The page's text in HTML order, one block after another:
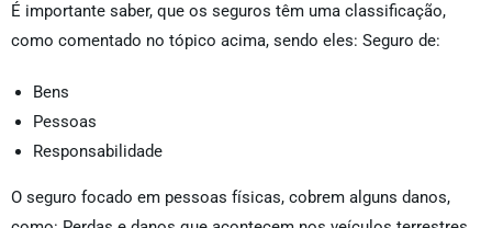
É importante saber, que os seguros têm uma classificação,
como comentado no tópico acima, sendo eles: Seguro de:
Bens
Pessoas
Responsabilidade
O seguro focado em pessoas físicas, cobrem alguns danos,